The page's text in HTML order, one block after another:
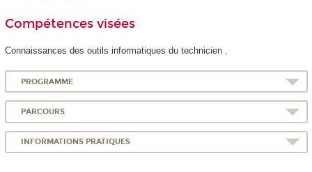
Compétences visées
Connaissances des outils informatiques du technicien .
PROGRAMME
PARCOURS
INFORMATIONS PRATIQUES